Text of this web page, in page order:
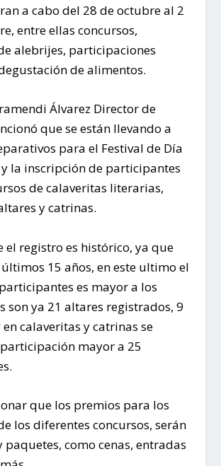
a cabo del 28 de octubre al 2
entre ellas concursos,
alebrijes, participaciones
de alimentos.
Álvarez Director de
que se están llevando a
para el Festival de Día
la inscripción de participantes
de calaveritas literarias,
y catrinas.
el registro es histórico, ya que
15 años, en este ultimo el
es mayor a los
son ya 21 altares registrados, 9
calaveritas y catrinas se
mayor a 25
que los premios para los
los diferentes concursos, serán
paquetes, como cenas, entradas